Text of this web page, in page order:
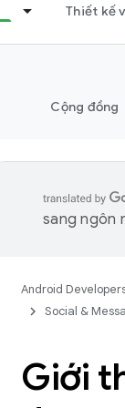
Thiết kế
Cộng đồng
sang ngôn
Android
Social &
Giới